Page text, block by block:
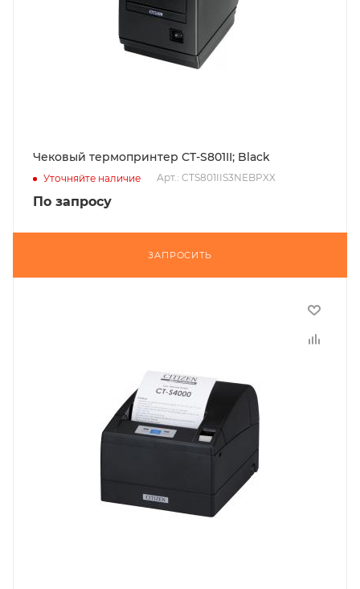
Чековый термопринтер CT-S801II; Black
Уточняйте наличие Арт.: CTS801IIS3NEBPXX
По запросу
ЗАПРОСИТЬ